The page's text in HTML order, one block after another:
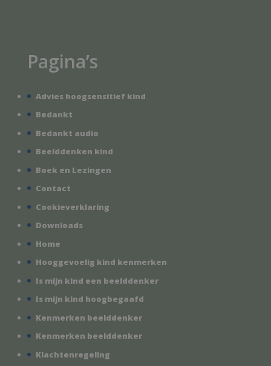
Pagina’s
Advies hoogsensitief kind
Bedankt
Bedankt audio
Beelddenken kind
Boek en Lezingen
Contact
Cookieverklaring
Downloads
Home
Hooggevoelig kind kenmerken
Is mijn kind een beelddenker
Is mijn kind hoogbegaafd
Kenmerken beelddenker
Kenmerken beelddenker
Klachtenregeling